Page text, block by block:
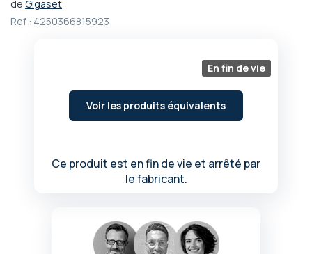
de Gigaset
Ref : 4250366815923
En fin de vie
Voir les produits équivalents
Ce produit est en fin de vie et arrêté par
le fabricant.
Passer
au